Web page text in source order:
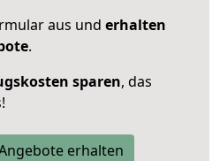
aus und erhalten
.
sparen, das
erhalten